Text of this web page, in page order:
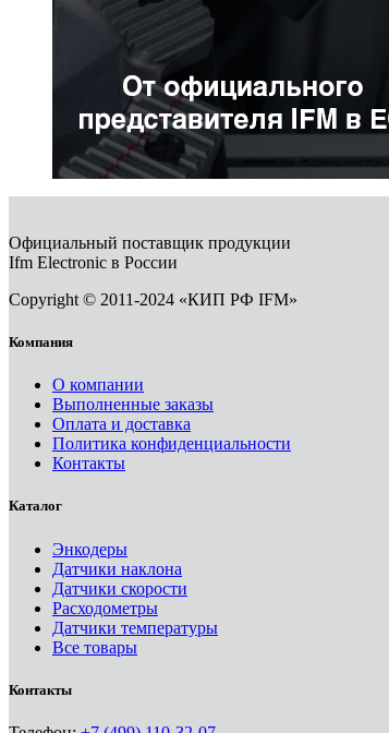
Официальный поставщик продукции
Ifm Electronic в России
Copyright © 2011-2024 «КИП РФ IFM»
Компания
О компании
Выполненные заказы
Оплата и доставка
Политика конфиденциальности
Контакты
Каталог
Энкодеры
Датчики наклона
Датчики скорости
Расходометры
Датчики температуры
Все товары
Контакты